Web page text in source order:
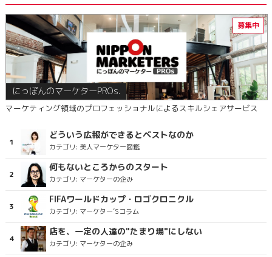
にっぽんのマーケターPROs.
マーケティング領域のプロフェッショナルによるスキルシェアサービス
どういう広報ができるとベストなのか
カテゴリ: 美人マーケター図鑑
何もないところからのスタート
カテゴリ: マーケターの企み
FIFAワールドカップ・ロゴクロニクル
カテゴリ: マーケター’Sコラム
店を、一定の人達の"たまり場"にしない
カテゴリ: マーケターの企み